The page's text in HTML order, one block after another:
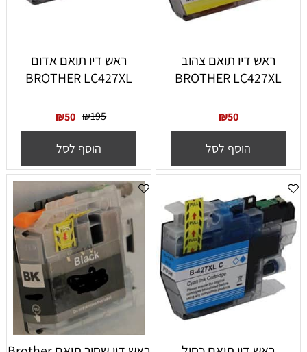
ראש דיו תואם צהוב
BROTHER LC427XL
₪50
הוסף לסל
ראש דיו תואם אדום
BROTHER LC427XL
₪195
₪50
הוסף לסל